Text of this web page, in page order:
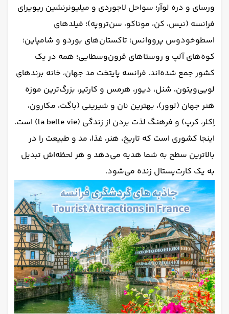
ورسای و دره لوآر؛ سواحل لاجوردی و میلیونرنشین ریویرای
فرانسه (نیس، کن، موناکو، سن‌تروپه)؛ فیلدهای
اسطوخودوس پرووانس؛ تاکستان‌های بوردو و شامپاین؛
کوه‌های آلپ و روستاهای قرون‌وسطایی؛ همه در یک
کشور جمع شده‌اند. فرانسه پایتخت مد جهان، خانه برندهای
لویی‌ویتون، شنل، دیور، هرمس و کارتیر، بزرگ‌ترین موزه
هنر جهان (لوور)، بهترین نان و شیرینی (باگت، مکارون،
اِکلر، کرپ) و فرهنگ لذت بردن از زندگی (la belle vie) است.
اینجا کشوری است که تاریخ، هنر، غذا، مد و طبیعت را در
بالاترین سطح به شما هدیه می‌دهد و هر لحظه‌اش تبدیل
به یک کارت‌پستال زنده می‌شود.